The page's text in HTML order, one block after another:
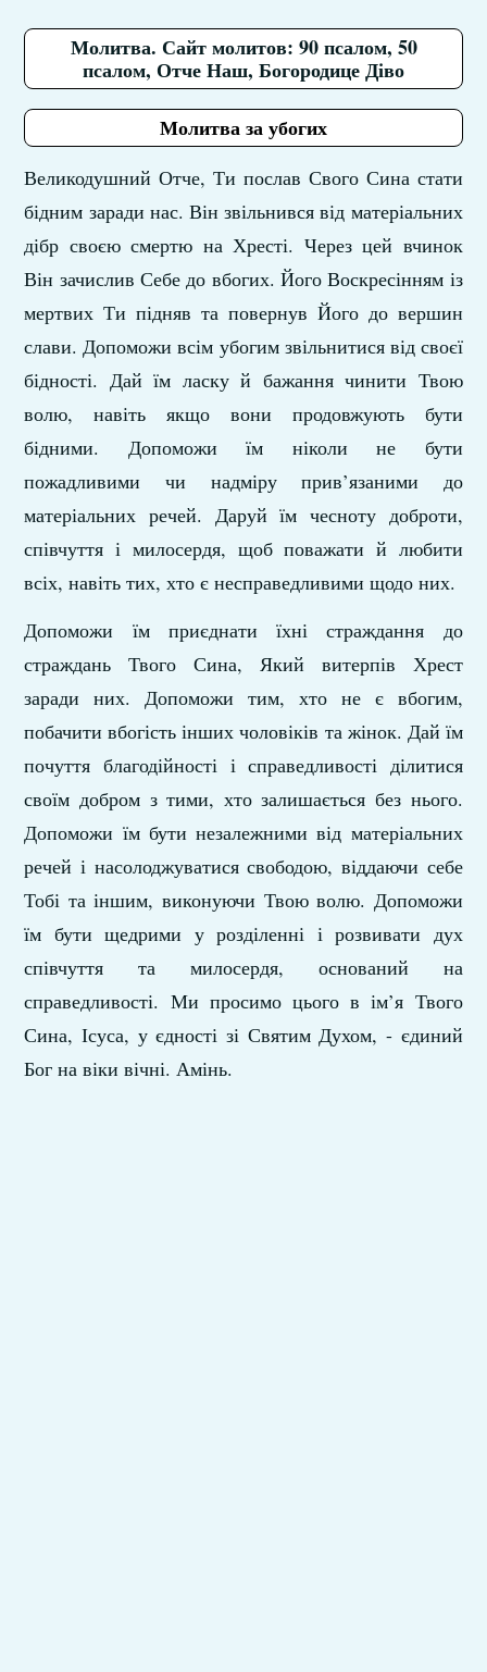
Молитва. Сайт молитов: 90 псалом, 50
псалом, Отче Наш, Богородице Діво
Молитва за убогих
Великодушний Отче, Ти послав Свого Сина стати
бідним заради нас. Він звільнився від матеріальних
дібр своєю смертю на Хресті. Через цей вчинок
Він зачислив Себе до вбогих. Його Воскресінням із
мертвих Ти підняв та повернув Його до вершин
слави. Допоможи всім убогим звільнитися від своєї
бідності. Дай їм ласку й бажання чинити Твою
волю, навіть якщо вони продовжують бути
бідними. Допоможи їм ніколи не бути
пожадливими чи надміру прив’язаними до
матеріальних речей. Даруй їм чесноту доброти,
співчуття і милосердя, щоб поважати й любити
всіх, навіть тих, хто є несправедливими щодо них.
Допоможи їм приєднати їхні страждання до
страждань Твого Сина, Який витерпів Хрест
заради них. Допоможи тим, хто не є вбогим,
побачити вбогість інших чоловіків та жінок. Дай їм
почуття благодійності і справедливості ділитися
своїм добром з тими, хто залишається без нього.
Допоможи їм бути незалежними від матеріальних
речей і насолоджуватися свободою, віддаючи себе
Тобі та іншим, виконуючи Твою волю. Допоможи
їм бути щедрими у розділенні і розвивати дух
співчуття та милосердя, оснований на
справедливості. Ми просимо цього в ім’я Твого
Сина, Ісуса, у єдності зі Святим Духом, - єдиний
Бог на віки вічні. Амінь.